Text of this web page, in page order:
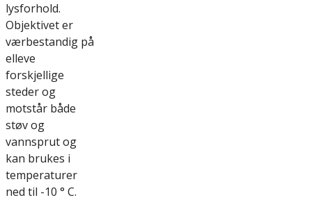
lysforhold.
Objektivet er
værbestandig på
elleve
forskjellige
steder og
motstår både
støv og
vannsprut og
kan brukes i
temperaturer
ned til -10 ° C.